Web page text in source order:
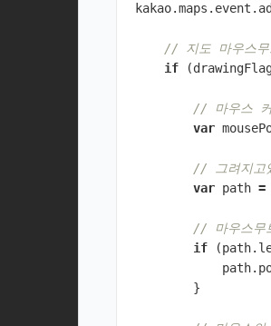
kakao.maps . event .
// 지도 마우스무
if
(
// 마우스
var
// 그려지고
var path =
// 마우스무
if
(path.
path.
}